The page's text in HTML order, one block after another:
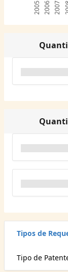
2005 2006 2007
Tipos de
Tipo de